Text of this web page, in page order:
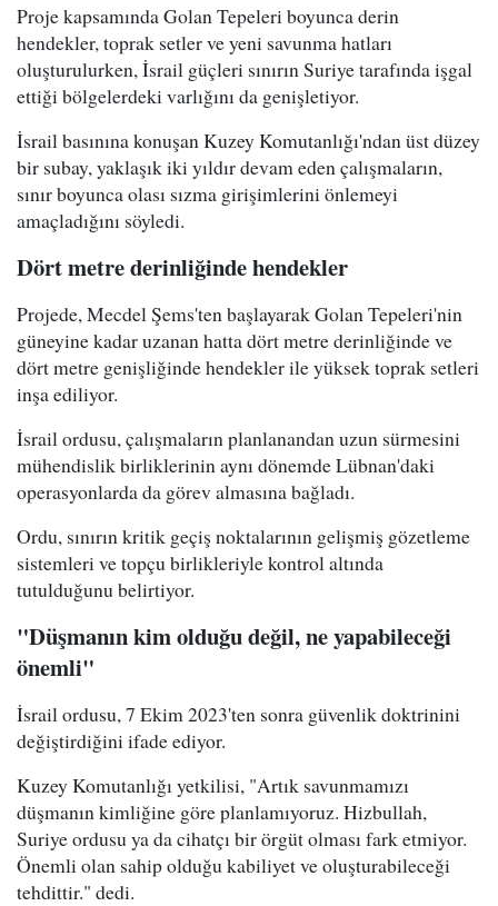
Proje kapsamında Golan Tepeleri boyunca derin
hendekler, toprak setler ve yeni savunma hatları
oluşturulurken, İsrail güçleri sınırın Suriye tarafında işgal
ettiği bölgelerdeki varlığını da genişletiyor.
İsrail basınına konuşan Kuzey Komutanlığı'ndan üst düzey
bir subay, yaklaşık iki yıldır devam eden çalışmaların,
sınır boyunca olası sızma girişimlerini önlemeyi
amaçladığını söyledi.
Dört metre derinliğinde hendekler
Projede, Mecdel Şems'ten başlayarak Golan Tepeleri'nin
güneyine kadar uzanan hatta dört metre derinliğinde ve
dört metre genişliğinde hendekler ile yüksek toprak setleri
inşa ediliyor.
İsrail ordusu, çalışmaların planlanandan uzun sürmesini
mühendislik birliklerinin aynı dönemde Lübnan'daki
operasyonlarda da görev almasına bağladı.
Ordu, sınırın kritik geçiş noktalarının gelişmiş gözetleme
sistemleri ve topçu birlikleriyle kontrol altında
tutulduğunu belirtiyor.
"Düşmanın kim olduğu değil, ne yapabileceği
önemli"
İsrail ordusu, 7 Ekim 2023'ten sonra güvenlik doktrinini
değiştirdiğini ifade ediyor.
Kuzey Komutanlığı yetkilisi, "Artık savunmamızı
düşmanın kimliğine göre planlamıyoruz. Hizbullah,
Suriye ordusu ya da cihatçı bir örgüt olması fark etmiyor.
Önemli olan sahip olduğu kabiliyet ve oluşturabileceği
tehdittir." dedi.